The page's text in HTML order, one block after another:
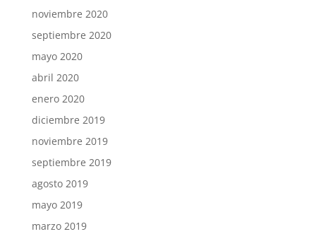
noviembre 2020
septiembre 2020
mayo 2020
abril 2020
enero 2020
diciembre 2019
noviembre 2019
septiembre 2019
agosto 2019
mayo 2019
marzo 2019